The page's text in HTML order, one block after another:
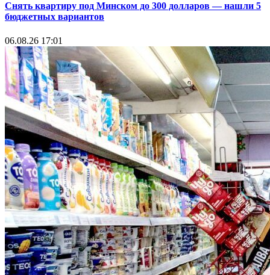
Снять квартиру под Минском до 300 долларов — нашли 5
бюджетных вариантов
06.08.26 17:01